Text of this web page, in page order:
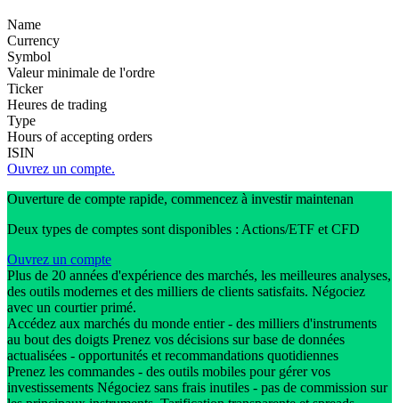
Name
Currency
Symbol
Valeur minimale de l'ordre
Ticker
Heures de trading
Type
Hours of accepting orders
ISIN
Ouvrez un compte.
Ouverture de compte rapide, commencez à investir maintenan
Deux types de comptes sont disponibles : Actions/ETF et CFD
Ouvrez un compte
Plus de 20 années d'expérience des marchés, les meilleures analyses,
des outils modernes et des milliers de clients satisfaits. Négociez
avec un courtier primé.
Accédez aux marchés du monde entier - des milliers d'instruments
au bout des doigts Prenez vos décisions sur base de données
actualisées - opportunités et recommandations quotidiennes
Prenez les commandes - des outils mobiles pour gérer vos
investissements Négociez sans frais inutiles - pas de commission sur